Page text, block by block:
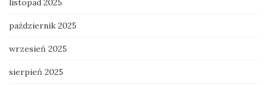
listopad 2025
październik 2025
wrzesień 2025
sierpień 2025